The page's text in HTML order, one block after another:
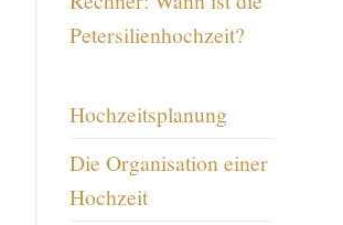
Petersilienhochzeit?
Hochzeitsplanung
Die Organisation einer
Hochzeit